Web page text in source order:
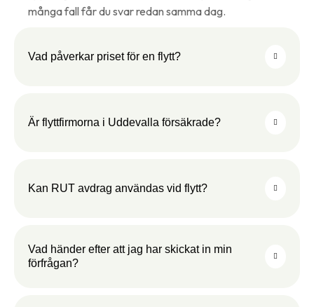
många fall får du svar redan samma dag.
Vad påverkar priset för en flytt?
Är flyttfirmorna i Uddevalla försäkrade?
Kan RUT avdrag användas vid flytt?
Vad händer efter att jag har skickat in min
förfrågan?